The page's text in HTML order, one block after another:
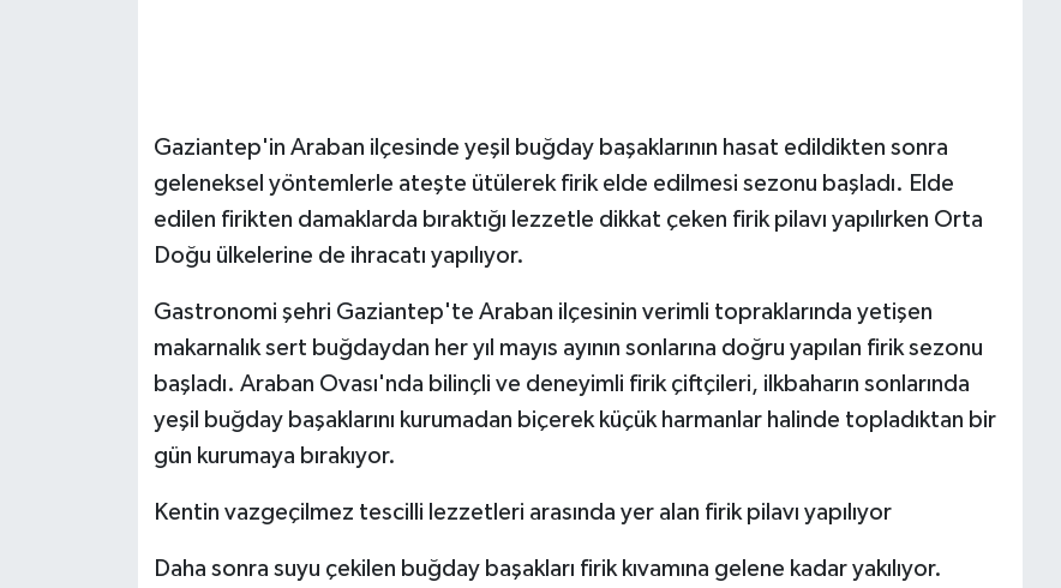
Gaziantep'in Araban ilçesinde yeşil buğday başaklarının hasat edildikten sonra
geleneksel yöntemlerle ateşte ütülerek firik elde edilmesi sezonu başladı. Elde
edilen firikten damaklarda bıraktığı lezzetle dikkat çeken firik pilavı yapılırken Orta
Doğu ülkelerine de ihracatı yapılıyor.
Gastronomi şehri Gaziantep'te Araban ilçesinin verimli topraklarında yetişen
makarnalık sert buğdaydan her yıl mayıs ayının sonlarına doğru yapılan firik sezonu
başladı. Araban Ovası'nda bilinçli ve deneyimli firik çiftçileri, ilkbaharın sonlarında
yeşil buğday başaklarını kurumadan biçerek küçük harmanlar halinde topladıktan bir
gün kurumaya bırakıyor.
Kentin vazgeçilmez tescilli lezzetleri arasında yer alan firik pilavı yapılıyor
Daha sonra suyu çekilen buğday başakları firik kıvamına gelene kadar yakılıyor.
İş Dünyası
Jandarma